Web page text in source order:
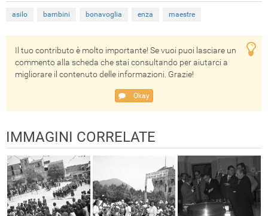
asilo bambini bonavoglia enza maestre
Il tuo contributo è molto importante! Se vuoi puoi lasciare un
commento alla scheda che stai consultando per aiutarci a
migliorare il contenuto delle informazioni. Grazie!
Okay
IMMAGINI CORRELATE